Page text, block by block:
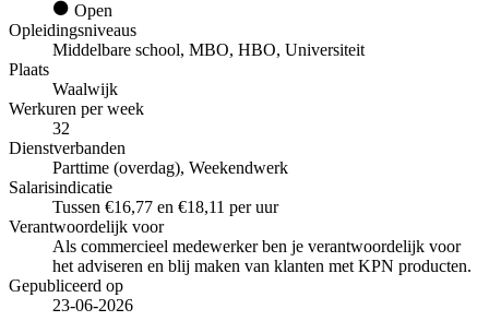
Open
Opleidingsniveaus
Middelbare school, MBO, HBO, Universiteit
Plaats
Waalwijk
Werkuren per week
32
Dienstverbanden
Parttime (overdag), Weekendwerk
Salarisindicatie
Tussen €16,77 en €18,11 per uur
Verantwoordelijk voor
Als commercieel medewerker ben je verantwoordelijk voor
het adviseren en blij maken van klanten met KPN producten.
Gepubliceerd op
23-06-2026